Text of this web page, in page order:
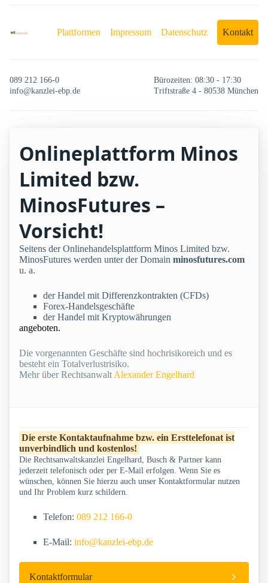
Plattformen Impressum Datenschutz Kontakt
089 212 166-0
info@kanzlei-ebp.de
Bürozeiten: 08:30 - 17:30
Triftstraße 4 - 80538 München
Onlineplattform Minos
Limited bzw.
MinosFutures –
Vorsicht!
Seitens der Onlinehandelsplattform Minos Limited bzw.
MinosFutures werden unter der Domain minosfutures.com
u. a.
der Handel mit Differenzkontrakten (CFDs)
Forex-Handelsgeschäfte
der Handel mit Kryptowährungen
angeboten.
Die vorgenannten Geschäfte sind hochrisikoreich und es
besteht ein Totalverlustrisiko.
Mehr über Rechtsanwalt Alexander Engelhard
Die erste Kontaktaufnahme bzw. ein Ersttelefonat ist
unverbindlich und kostenlos!
Die Rechtsanwaltskanzlei Engelhard, Busch & Partner kann
jederzeit telefonisch oder per E-Mail erfolgen. Wenn Sie es
wünschen, können Sie hierzu auch unser Kontaktformular nutzen
und Ihr Problem kurz schildern.
Telefon: 089 212 166-0
E-Mail: info@kanzlei-ebp.de
Kontaktformular